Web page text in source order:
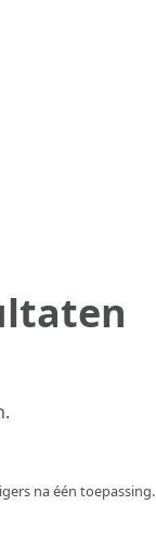
na één toepassing.